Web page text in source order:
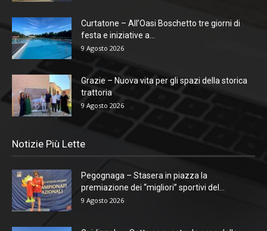
Curtatone – All’Oasi Boschetto tre giorni di
festa e iniziative a...
9 Agosto 2026
Grazie – Nuova vita per gli spazi della storica
trattoria
9 Agosto 2026
Notizie Più Lette
Pegognaga – Stasera in piazza la
premiazione dei “migliori” sportivi del...
9 Agosto 2026